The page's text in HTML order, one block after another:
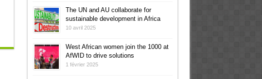
The UN and AU collaborate for
sustainable development in Africa
10 avril 2025
West African women join the 1000 at
AfWID to drive solutions
1 février 2025